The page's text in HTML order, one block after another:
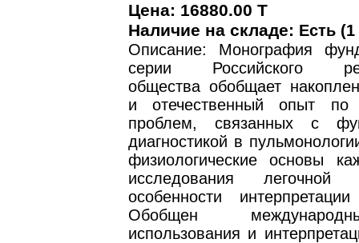
Цена: 16880.00 T
Наличие на складе: Есть
Описание: Монография
серии Российского
общества обобщает
и отечественный опыт по
проблем, связанных с
диагностикой в
физиологические основы
исследования
особенности интерпретации
Обобщен
использования и